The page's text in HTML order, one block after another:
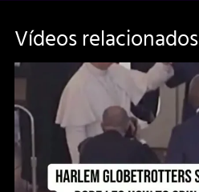
Vídeos relacionados